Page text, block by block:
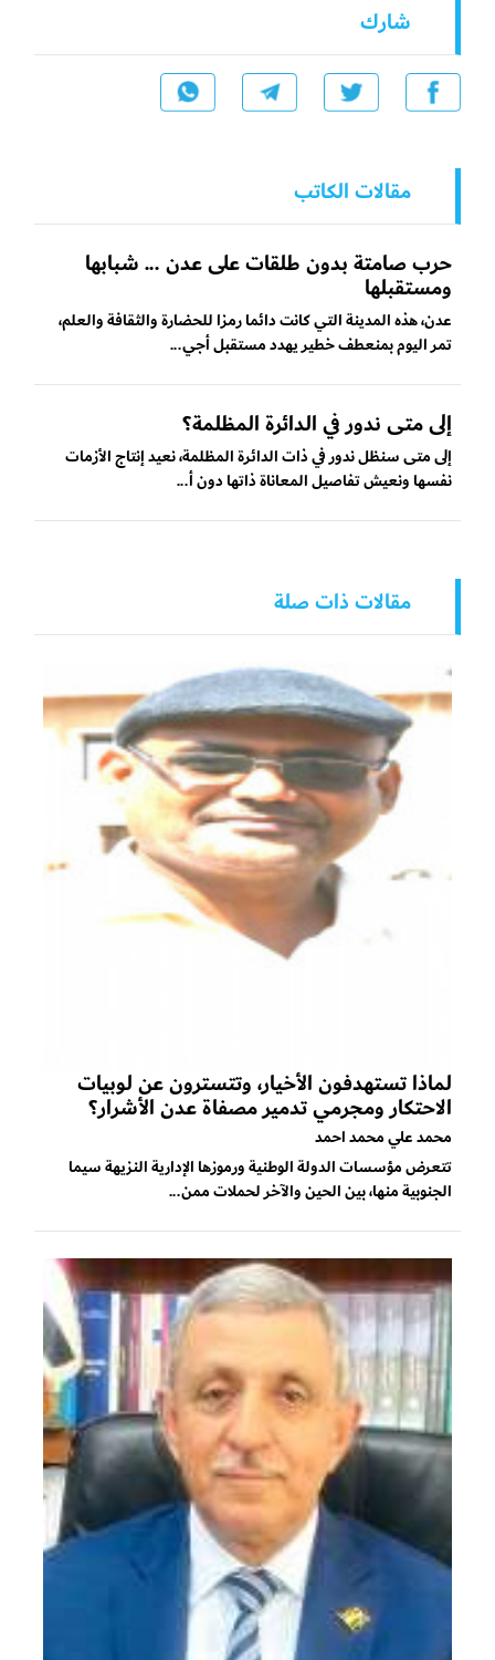
شارك
مقالات الكاتب
حرب صامتة بدون طلقات على عدن ... شبابها
ومستقبلها
عدن، هذه المدينة التي كانت دائما رمزا للحضارة والثقافة والعلم،
تمر اليوم بمنعطف خطير يهدد مستقبل أجي...
إلى متى ندور في الدائرة المظلمة؟
إلى متى سنظل ندور في ذات الدائرة المظلمة، نعيد إنتاج الأزمات
نفسها ونعيش تفاصيل المعاناة ذاتها دون أ...
مقالات ذات صلة
لماذا تستهدفون الأخيار، وتتسترون عن لوبيات
الاحتكار ومجرمي تدمير مصفاة عدن الأشرار؟
محمد علي محمد احمد
تتعرض مؤسسات الدولة الوطنية ورموزها الإدارية النزيهة سيما
الجنوبية منها، بين الحين والآخر لحملات ممن...